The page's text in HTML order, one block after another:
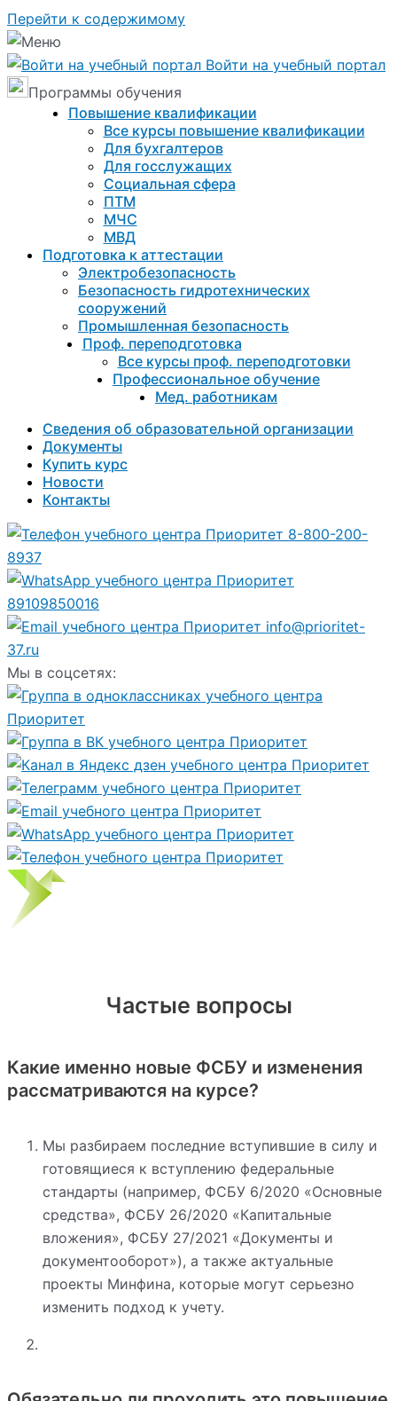
Перейти к содержимому
Войти на учебный портал
Программы обучения
Повышение квалификации
Все курсы повышение квалификации
Для бухгалтеров
Для госслужащих
Социальная сфера
ПТМ
МЧС
МВД
Подготовка к aттестации
Электробезопасность
Безопасность гидротехнических
сооружений
Промышленная безопасность
Проф. переподготовка
Все курсы проф. переподготовки
Профессиональное обучение
Мед. работникам
Сведения об образовательной организации
Документы
Купить курс
Новости
Контакты
8-800-200-
8937
89109850016
info@prioritet-
37.ru
Мы в соцсетях:
Частые вопросы
Какие именно новые ФСБУ и изменения
рассматриваются на курсе?
Мы разбираем последние вступившие в силу и
готовящиеся к вступлению федеральные
стандарты (например, ФСБУ 6/2020 «Основные
средства», ФСБУ 26/2020 «Капитальные
вложения», ФСБУ 27/2021 «Документы и
документооборот»), а также актуальные
проекты Минфина, которые могут серьезно
изменить подход к учету.